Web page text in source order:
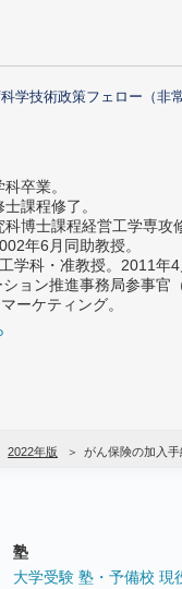
学技術政策フェロー（非常
卒業。
課程修了。
博士課程経営工学専攻
年6月同助教授。
学科・准教授。2011年4
ョン推進事務局参事官
ーケティング。
2022年版 がん保険の加入
塾
大学受験 塾・予備校 現